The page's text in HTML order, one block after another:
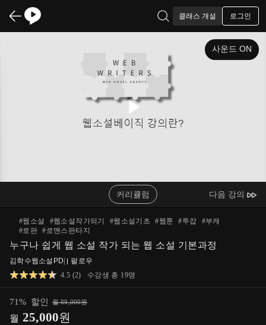
클래스 개설 로그인
Play
Video
사운드 ON
커리큘럼 다음 강의
#웹소설 #웹소설작가되기 #웹소설기초 #웹툰 #투잡 #부캐
#로판 #로맨스판타지
누구나 쉽게 웹 소설 작가 되는 웹 소설 기본과정
김학수웹소설PD
팔로우
4.5 (2) 수강생 총 19명
71% 할인 월89,000원
월 25,000원